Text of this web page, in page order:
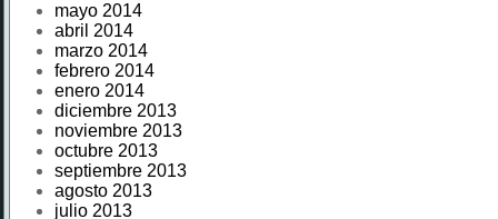
mayo 2014
abril 2014
marzo 2014
febrero 2014
enero 2014
diciembre 2013
noviembre 2013
octubre 2013
septiembre 2013
agosto 2013
julio 2013